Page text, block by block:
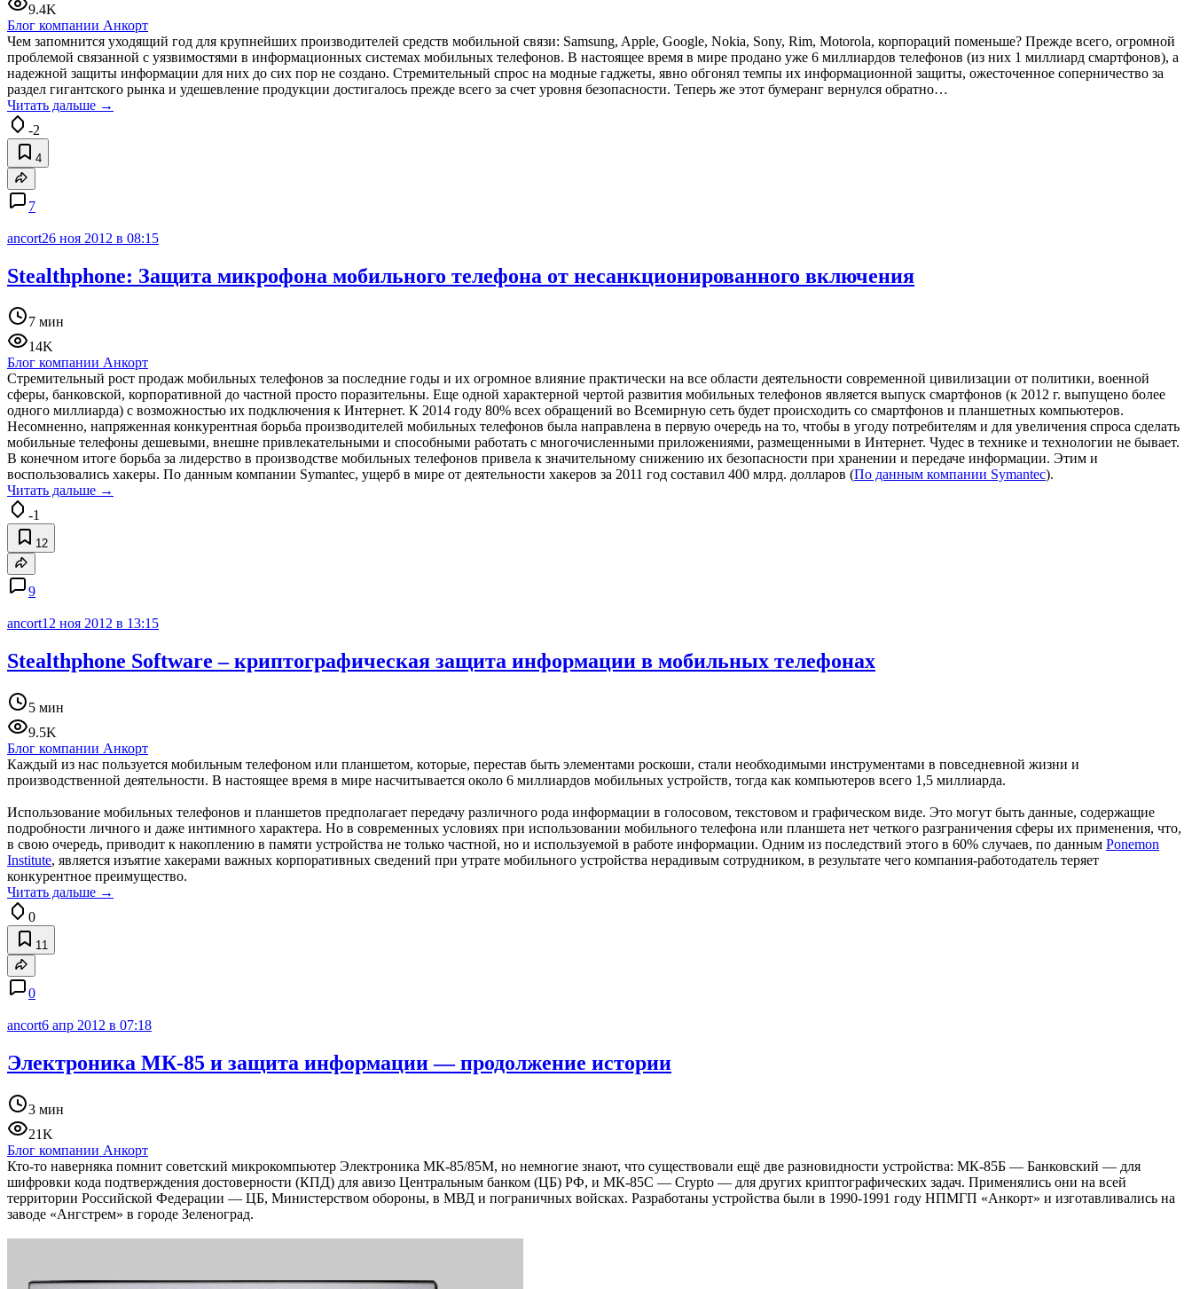
9.4K
Блог компании Анкорт
Чем запомнится уходящий год для крупнейших производителей средств мобильной связи: Samsung, Apple, Google, Nokia, Sony, Rim, Motorola, корпораций поменьше? Прежде всего, огромной
проблемой связанной с уязвимостями в информационных системах мобильных телефонов. В настоящее время в мире продано уже 6 миллиардов телефонов (из них 1 миллиард смартфонов), а
надежной защиты информации для них до сих пор не создано. Стремительный спрос на модные гаджеты, явно обгонял темпы их информационной защиты, ожесточенное соперничество за
раздел гигантского рынка и удешевление продукции достигалось прежде всего за счет уровня безопасности. Теперь же этот бумеранг вернулся обратно…
Читать дальше →
-2
4
7
ancort26 ноя 2012 в 08:15
Stealthphone: Защита микрофона мобильного телефона от несанкционированного включения
7 мин
14K
Блог компании Анкорт
Стремительный рост продаж мобильных телефонов за последние годы и их огромное влияние практически на все области деятельности современной цивилизации от политики, военной
сферы, банковской, корпоративной до частной просто поразительны. Еще одной характерной чертой развития мобильных телефонов является выпуск смартфонов (к 2012 г. выпущено более
одного миллиарда) с возможностью их подключения к Интернет. К 2014 году 80% всех обращений во Всемирную сеть будет происходить со смартфонов и планшетных компьютеров.
Несомненно, напряженная конкурентная борьба производителей мобильных телефонов была направлена в первую очередь на то, чтобы в угоду потребителям и для увеличения спроса сделать
мобильные телефоны дешевыми, внешне привлекательными и способными работать с многочисленными приложениями, размещенными в Интернет. Чудес в технике и технологии не бывает.
В конечном итоге борьба за лидерство в производстве мобильных телефонов привела к значительному снижению их безопасности при хранении и передаче информации. Этим и
воспользовались хакеры. По данным компании Symantec, ущерб в мире от деятельности хакеров за 2011 год составил 400 млрд. долларов (По данным компании Symantec).
Читать дальше →
-1
12
9
ancort12 ноя 2012 в 13:15
Stealthphone Software – криптографическая защита информации в мобильных телефонах
5 мин
9.5K
Блог компании Анкорт
Каждый из нас пользуется мобильным телефоном или планшетом, которые, перестав быть элементами роскоши, стали необходимыми инструментами в повседневной жизни и
производственной деятельности. В настоящее время в мире насчитывается около 6 миллиардов мобильных устройств, тогда как компьютеров всего 1,5 миллиарда.
Использование мобильных телефонов и планшетов предполагает передачу различного рода информации в голосовом, текстовом и графическом виде. Это могут быть данные, содержащие
подробности личного и даже интимного характера. Но в современных условиях при использовании мобильного телефона или планшета нет четкого разграничения сферы их применения, что,
в свою очередь, приводит к накоплению в памяти устройства не только частной, но и используемой в работе информации. Одним из последствий этого в 60% случаев, по данным Ponemon
Institute, является изъятие хакерами важных корпоративных сведений при утрате мобильного устройства нерадивым сотрудником, в результате чего компания-работодатель теряет
конкурентное преимущество.
Читать дальше →
0
11
0
ancort6 апр 2012 в 07:18
Электроника МК-85 и защита информации — продолжение истории
3 мин
21K
Блог компании Анкорт
Кто-то наверняка помнит советский микрокомпьютер Электроника МК-85/85М, но немногие знают, что существовали ещё две разновидности устройства: МК-85Б — Банковский — для
шифровки кода подтверждения достоверности (КПД) для авизо Центральным банком (ЦБ) РФ, и МК-85С — Crypto — для других криптографических задач. Применялись они на всей
территории Российской Федерации — ЦБ, Министерством обороны, в МВД и пограничных войсках. Разработаны устройства были в 1990-1991 году НПМГП «Анкорт» и изготавливались на
заводе «Ангстрем» в городе Зеленоград.